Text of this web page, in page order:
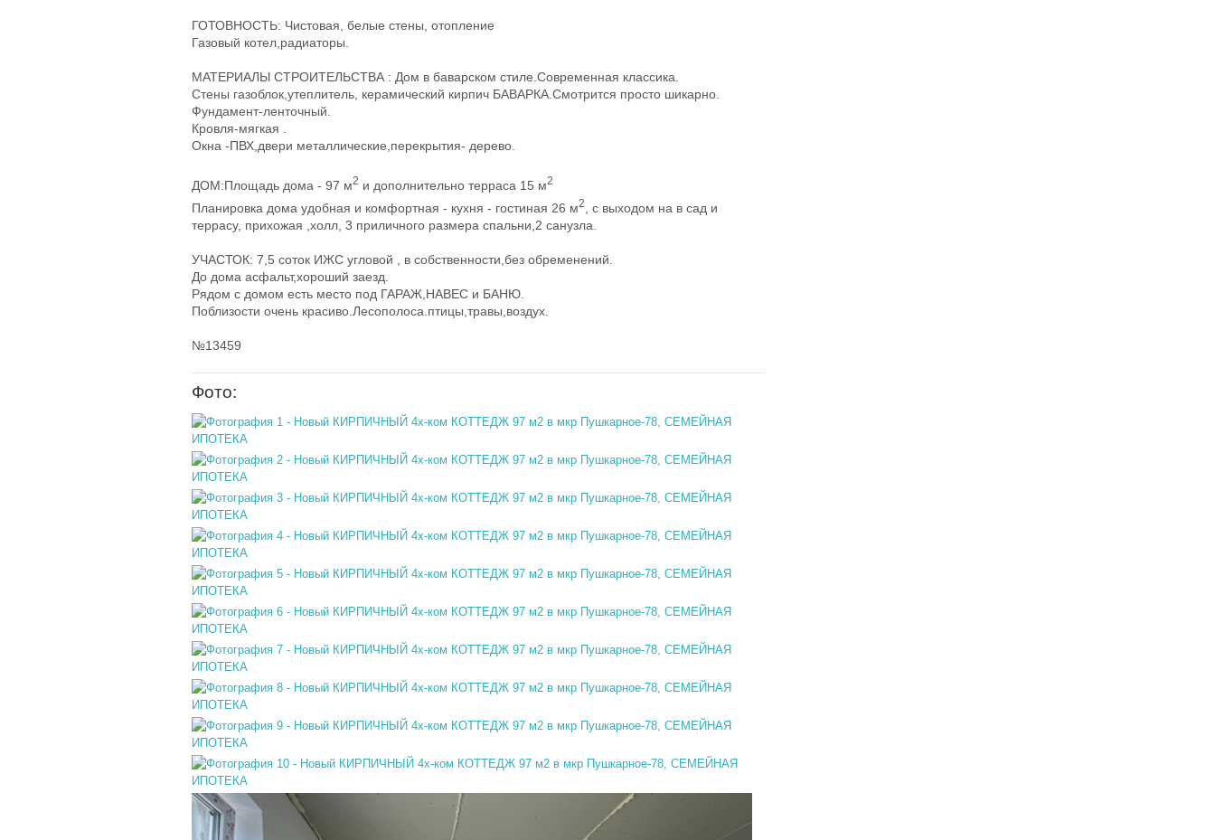
ГОТОВНОСТЬ: Чистовая, белые стены, отопление
Газовый котел,радиаторы.
МАТЕРИАЛЫ СТРОИТЕЛЬСТВА : Дом в баварском стиле.Современная классика.
Стены газоблок,утеплитель, керамический кирпич БАВАРКА.Смотрится просто шикарно.
Фундамент-ленточный.
Кровля-мягкая .
Окна -ПВХ,двери металлические,перекрытия- дерево.
ДОМ:Площадь дома - 97 м2 и дополнительно терраса 15 м2
Планировка дома удобная и комфортная - кухня - гостиная 26 м2
, с выходом на в сад и
террасу, прихожая ,холл, 3 приличного размера спальни,2 санузла.
УЧАСТОК: 7,5 соток ИЖС угловой , в собственности,без обременений.
До дома асфальт,хороший заезд.
Рядом с домом есть место под ГАРАЖ,НАВЕС и БАНЮ.
Поблизости очень красиво.Лесополоса.птицы,травы,воздух.
№13459
Фото: